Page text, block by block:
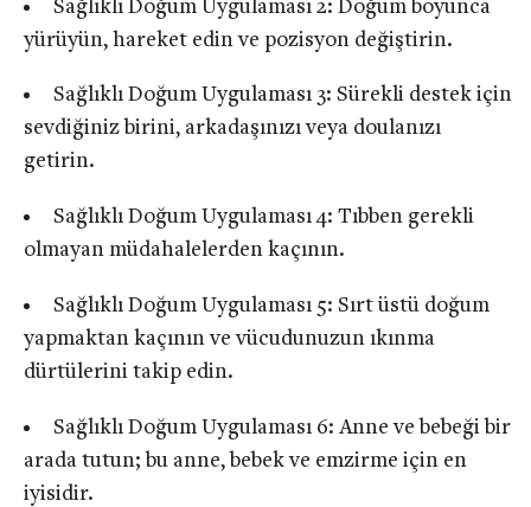
Sağlıklı Doğum Uygulaması 2: Doğum boyunca
yürüyün, hareket edin ve pozisyon değiştirin.
Sağlıklı Doğum Uygulaması 3: Sürekli destek için
sevdiğiniz birini, arkadaşınızı veya doulanızı
getirin.
Sağlıklı Doğum Uygulaması 4: Tıbben gerekli
olmayan müdahalelerden kaçının.
Sağlıklı Doğum Uygulaması 5: Sırt üstü doğum
yapmaktan kaçının ve vücudunuzun ıkınma
dürtülerini takip edin.
Sağlıklı Doğum Uygulaması 6: Anne ve bebeği bir
arada tutun; bu anne, bebek ve emzirme için en
iyisidir.